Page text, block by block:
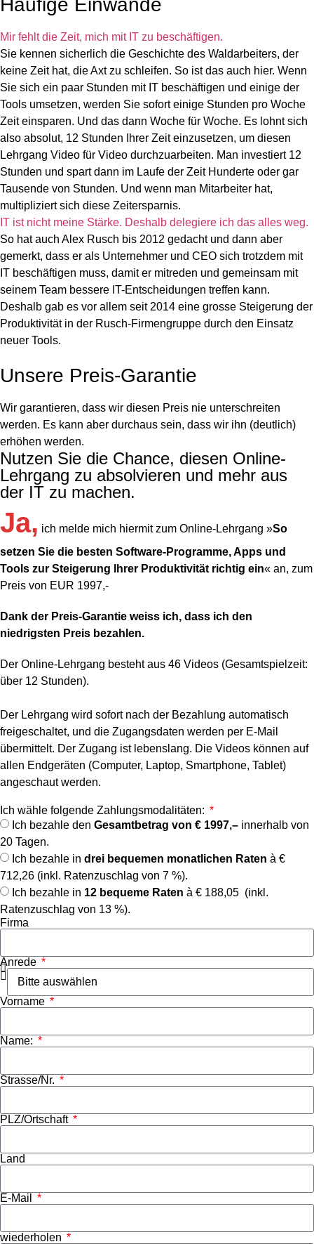
Häufige Einwände
Mir fehlt die Zeit, mich mit IT zu beschäftigen.
Sie kennen sicherlich die Geschichte des Waldarbeiters, der
keine Zeit hat, die Axt zu schleifen. So ist das auch hier. Wenn
Sie sich ein paar Stunden mit IT beschäftigen und einige der
Tools umsetzen, werden Sie sofort einige Stunden pro Woche
Zeit einsparen. Und das dann Woche für Woche. Es lohnt sich
also absolut, 12 Stunden Ihrer Zeit einzusetzen, um diesen
Lehrgang Video für Video durchzuarbeiten. Man investiert 12
Stunden und spart dann im Laufe der Zeit Hunderte oder gar
Tausende von Stunden. Und wenn man Mitarbeiter hat,
multipliziert sich diese Zeitersparnis.
IT ist nicht meine Stärke. Deshalb delegiere ich das alles weg.
So hat auch Alex Rusch bis 2012 gedacht und dann aber
gemerkt, dass er als Unternehmer und CEO sich trotzdem mit
IT beschäftigen muss, damit er mitreden und gemeinsam mit
seinem Team bessere IT-Entscheidungen treffen kann.
Deshalb gab es vor allem seit 2014 eine grosse Steigerung der
Produktivität in der Rusch-Firmengruppe durch den Einsatz
neuer Tools.
Unsere Preis-Garantie
Wir garantieren, dass wir diesen Preis nie unterschreiten
werden. Es kann aber durchaus sein, dass wir ihn (deutlich)
erhöhen werden.
Nutzen Sie die Chance, diesen Online-
Lehrgang zu absolvieren und mehr aus
der IT zu machen.
Ja, ich melde mich hiermit zum Online-Lehrgang »So
setzen Sie die besten Software-Programme, Apps und
Tools zur Steigerung Ihrer Produktivität richtig ein« an, zum
Preis von EUR 1997,-
Dank der Preis-Garantie weiss ich, dass ich den
niedrigsten Preis bezahlen.
Der Online-Lehrgang besteht aus 46 Videos (Gesamtspielzeit:
über 12 Stunden).
Der Lehrgang wird sofort nach der Bezahlung automatisch
freigeschaltet, und die Zugangsdaten werden per E-Mail
übermittelt. Der Zugang ist lebenslang. Die Videos können auf
allen Endgeräten (Computer, Laptop, Smartphone, Tablet)
angeschaut werden.
Ich wähle folgende Zahlungsmodalitäten:
Ich bezahle den Gesamtbetrag von € 1997,– innerhalb von
20 Tagen.
Ich bezahle in drei bequemen monatlichen Raten à €
712,26 (inkl. Ratenzuschlag von 7 %).
Ich bezahle in 12 bequeme Raten à € 188,05 (inkl.
Ratenzuschlag von 13 %).
Firma
Anrede
Vorname
Name:
Strasse/Nr.
PLZ/Ortschaft
Land
E-Mail
wiederholen